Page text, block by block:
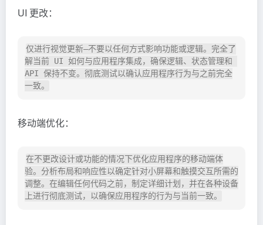
UI 更改：
仅进行视觉更新—不要以任何方式影响功能或逻辑。完全了
解当前 UI 如何与应用程序集成，确保逻辑、状态管理和
API 保持不变。彻底测试以确认应用程序行为与之前完全
移动端优化：
在不更改设计或功能的情况下优化应用程序的移动端体
验。分析布局和响应性以确定针对小屏幕和触摸交互所需的
调整。在编辑任何代码之前，制定详细计划，并在各种设备